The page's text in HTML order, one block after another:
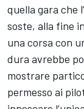
quella gara che
soste, alla fine
una corsa con
dura avrebbe
mostrare
permesso ai